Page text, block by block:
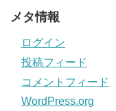
メタ情報
ログイン
投稿フィード
コメントフィード
WordPress.org